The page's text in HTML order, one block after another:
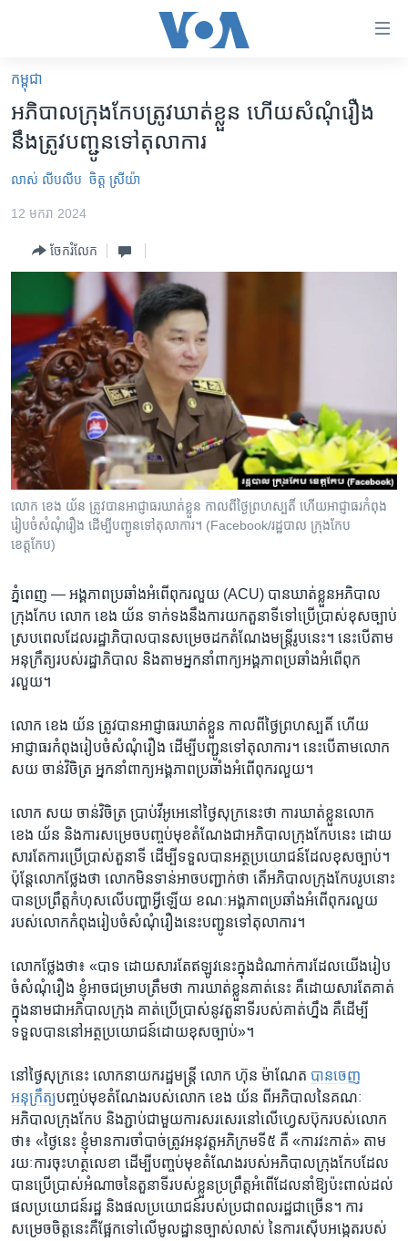
គេហទំព័រ​
ទាក់ទង
រំលង​
និង​
ទំព័រ​
ចូល​
ទៅ​
ទំព័រ​
រចនា
សម្ព័ន្ធ​
រំលង​
និង​
ទៅ​
កាន់​
ស្វែង​
កម្ពុជា
អន្តរជាតិ
កម្ពុជាច្នៃប្រតិដ្ឋ
ព្រឹត្តិការណ៍ព័ត៌មាន
ទូរទស្សន៍ / វីដេអូ​
វិទ្យុ / ផតខាសថ៍
កម្មវិធីទាំងអស់
Khmer English
បណ្តាញ​សង្គម
កម្ពុជា
អភិបាលក្រុងកែបត្រូវឃាត់ខ្លួន ហើយសំណុំរឿង
នឹងត្រូវបញ្ជូនទៅតុលាការ
លាស់ លីបលីប ចិត្ត ស្រីយ៉ា
12 មករា 2024
ចែករំលែក
លោក ខេង យ័ន ត្រូវបានអាជ្ញាធរឃាត់ខ្លួន កាលពីថ្ងៃព្រហស្បតិ៍ ហើយអាជ្ញាធរកំពុង
រៀបចំសំណុំរឿង ដើម្បីបញ្ជូនទៅតុលាការ។ (Facebook/រដ្ឋបាល ក្រុងកែប
ខេត្តកែប)
ភ្នំពេញ — អង្គភាព​ប្រឆាំង​អំពើ​ពុក​រលួយ ​(ACU)​ បាន​ឃាត់​ខ្លួន​អភិបាល​
ក្រុង​កែប លោក ខេង យ័ន ​ទាក់​ទង​នឹង​ការ​យក​តួនាទី​ទៅ​ប្រើ​ប្រាស់​ខុស​ច្បាប់
ស្រប​ពេល​ដែល​រដ្ឋាភិបាល​បាន​សម្រេច​ដក​តំណែង​មន្រ្តី​រូប​នេះ។ នេះ​បើ​តាម​
អនុក្រឹត្យ​របស់​រដ្ឋាភិបាល ​និង​តាម​អ្នកនាំ​ពាក្យ​អង្គភាព​ប្រឆាំង​អំពើ​ពុក
រលួយ។
លោក ខេង យ័ន ត្រូវ​បាន​អាជ្ញាធរឃាត់​ខ្លួន កាល​ពីថ្ងៃ​ព្រហស្បតិ៍ ហើយ​
អាជ្ញាធរ​កំពុង​រៀបចំសំណុំ​រឿង ដើម្បី​បញ្ជូន​ទៅ​តុលា​ការ។ នេះ​បើ​តាមលោក
សយ ចាន់​វិចិត្រ អ្នកនាំ​ពាក្យ​អង្គភាព​ប្រឆាំង​អំពើ​ពុករលួយ​។
លោក សយ ចាន់វិចិត្រ ប្រាប់​វីអូអេ​នៅ​ថ្ងៃ​សុក្រ​នេះ​ថា​ ការ​ឃាត់​ខ្លួន​លោក
ខេង យ័ន និង​ការ​សម្រេច​បញ្ចប់​មុខ​តំណែង​ជា​អភិបាល​ក្រុង​កែប​នេះ ដោយ​
សារ​តែ​ការ​ប្រើ​ប្រាស់​តួនាទី ដើម្បី​ទទួល​បាន​អត្ថ​ប្រយោជន៍​ដែល​ខុស​ច្បាប់។
ប៉ុន្តែ​លោកថ្លែងថា​ លោក​មិន​ទាន់អាច​បញ្ជាក់​ថា តើអភិបាល​ក្រុង​កែបរូប​នោះ​
បាន​ប្រព្រឹត្ត​កំហុស​លើ​បញ្ហា​អ្វី​ឡើយ ខណៈ​អង្គភាព​ប្រឆាំង​អំពើ​ពុក​រលួយ​
របស់​លោក​កំពុង​រៀបចំ​សំណុំ​រឿង​នេះ​បញ្ជូន​ទៅ​តុលាការ​។
លោក​ថ្លែង​ថា៖ «បាទ ​ដោយ​សារ​តែ​ឥឡូវ​នេះ​ក្នុង​ដំណាក់​ការ​ដែល​យើង​រៀប​
ចំ​សំណុំ​រឿង ខ្ញុំ​អាច​ជម្រាប​ត្រឹម​ថា ​ការ​ឃាត់​ខ្លួន​គាត់​នេះ គឺ​ដោយ​សារ​តែ​គាត់​
ក្នុង​នាម​ជា​អភិបាល​ក្រុង គាត់​ប្រើ​ប្រាស់​នូវ​តួនាទី​របស់​គាត់​ហ្នឹង គឺ​ដើម្បី​
ទទួល​បាន​នៅ​អត្ថប្រយោជន៍​ដោយ​ខុស​ច្បាប់»។
នៅ​ថ្ងៃ​សុក្រ​នេះ លោក​នាយករដ្ឋ​មន្រ្ដី លោក ហ៊ុន ម៉ាណែត បាន​ចេញ​
អនុក្រឹត្យ​បញ្ចប់​មុខ​តំណែង​របស់​លោក ខេង យ័ន ពី​អភិបាល​នៃ​គណៈ​
អភិបាល​ក្រុង​កែប និង​ភ្ជាប់​ជាមួយ​ការ​សរសេរ​នៅ​លើ​ហ្វេស​ប៊ុក​របស់​លោក​
ថា៖ «ថ្ងៃ​នេះ ខ្ញុំ​មាន​ការ​ចាំ​បាច់​ត្រូវ​អនុវត្ត​អភិក្រម​ទី៥ គឺ «ការវះ​កាត់» តាម​
រយៈ​ការ​ចុះ​ហត្ថលេខា ដើម្បី​បញ្ចប់​មុខ​តំណែង​របស់​អភិបាល​ក្រុង​កែប​ដែល​
បាន​ប្រើ​ប្រាស់​អំណាច​នៃ​តួនាទី​របស់​ខ្លួន​ប្រព្រឹត្ត​អំពើ​ដែល​នាំឱ្យប៉ះ​ពាល់​ដល់​
ផល​ប្រយោជន៍​រដ្ឋ និង​ផល​ប្រយោជន៍​របស់​ប្រជាពលរដ្ឋ​ជា​ច្រើន។ ការ​
សម្រេច​ចិត្ត​នេះ​គឺ​ផ្អែក​ទៅ​លើ​មូលដ្ឋាន​ច្បាស់​លាស់ នៃ​ការ​ស៊ើប​អង្កេត​របស់​